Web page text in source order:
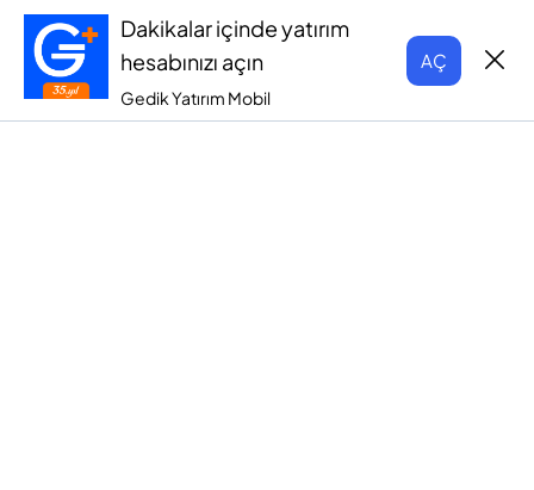
Dakikalar içinde yatırım
hesabınızı açın
Gedik Yatırım Mobil
AÇ